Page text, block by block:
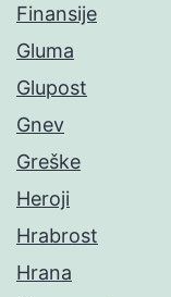
Finansije
Gluma
Glupost
Gnev
Greške
Heroji
Hrabrost
Hrana